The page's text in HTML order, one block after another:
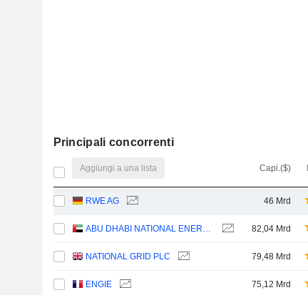
Principali concorrenti
Aggiungi a una lista Capi.($)
RWE AG 46 Mrd
ABU DHABI NATIONAL ENERGY COMPANY 82,04 Mrd
NATIONAL GRID PLC 79,48 Mrd
ENGIE 75,12 Mrd